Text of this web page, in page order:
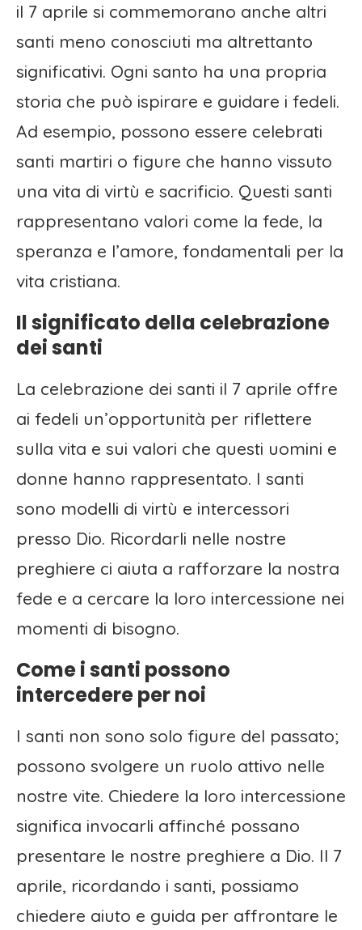
il 7 aprile si commemorano anche altri
santi meno conosciuti ma altrettanto
significativi. Ogni santo ha una propria
storia che può ispirare e guidare i fedeli.
Ad esempio, possono essere celebrati
santi martiri o figure che hanno vissuto
una vita di virtù e sacrificio. Questi santi
rappresentano valori come la fede, la
speranza e l’amore, fondamentali per la
vita cristiana.
Il significato della celebrazione
dei santi
La celebrazione dei santi il 7 aprile offre
ai fedeli un’opportunità per riflettere
sulla vita e sui valori che questi uomini e
donne hanno rappresentato. I santi
sono modelli di virtù e intercessori
presso Dio. Ricordarli nelle nostre
preghiere ci aiuta a rafforzare la nostra
fede e a cercare la loro intercessione nei
momenti di bisogno.
Come i santi possono
intercedere per noi
I santi non sono solo figure del passato;
possono svolgere un ruolo attivo nelle
nostre vite. Chiedere la loro intercessione
significa invocarli affinché possano
presentare le nostre preghiere a Dio. Il 7
aprile, ricordando i santi, possiamo
chiedere aiuto e guida per affrontare le